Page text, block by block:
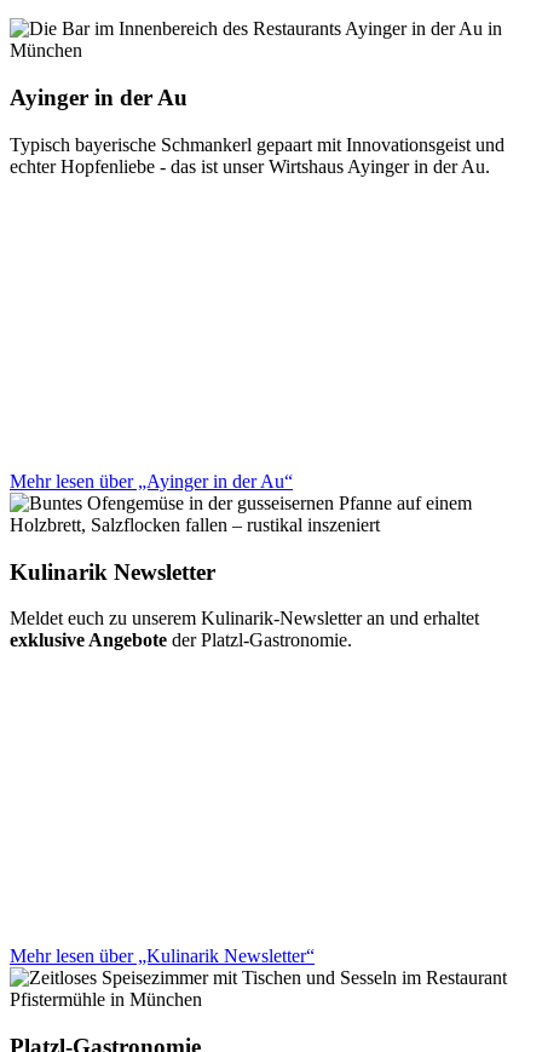
Ayinger in der Au
Typisch bayerische Schmankerl gepaart mit Innovationsgeist und
echter Hopfenliebe - das ist unser Wirtshaus Ayinger in der Au.
Mehr lesen über „Ayinger in der Au“
Kulinarik Newsletter
Meldet euch zu unserem Kulinarik-Newsletter an und erhaltet
exklusive Angebote der Platzl-Gastronomie.
Mehr lesen über „Kulinarik Newsletter“
Platzl-Gastronomie